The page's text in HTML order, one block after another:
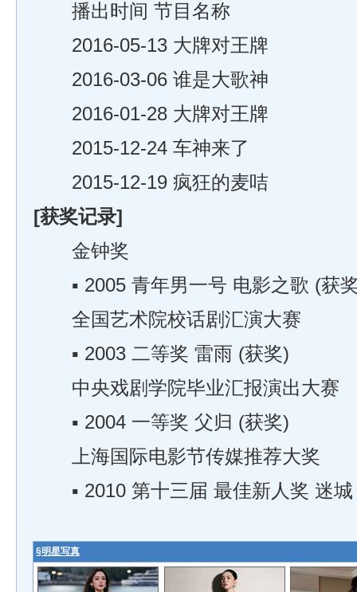
播出时间 节目名称
2016-05-13 大牌对王牌
2016-03-06 谁是大歌神
2016-01-28 大牌对王牌
2015-12-24 车神来了
2015-12-19 疯狂的麦咭
[获奖记录]
金钟奖
▪ 2005 青年男一号 电影之歌 (获
全国艺术院校话剧汇演大赛
▪ 2003 二等奖 雷雨 (获奖)
中央戏剧学院毕业汇报演出大赛
▪ 2004 一等奖 父归 (获奖)
上海国际电影节传媒推荐大奖
▪ 2010 第十三届 最佳新人奖 迷城
§明星写真